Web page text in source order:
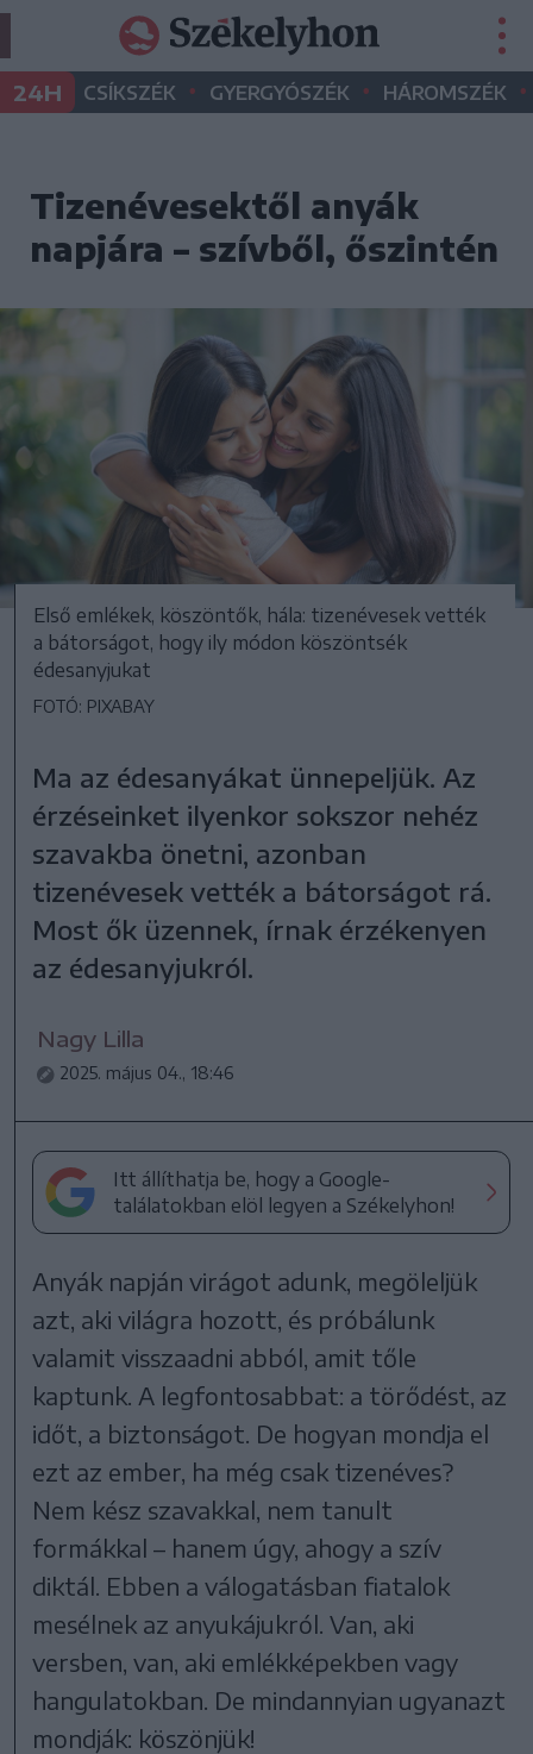
24H CSÍKSZÉK • GYERGYÓSZÉK • HÁROMSZÉK •
Tizenévesektől anyák
napjára – szívből, őszintén
Első emlékek, köszöntők, hála: tizenévesek vették
a bátorságot, hogy ily módon köszöntsék
édesanyjukat
FOTÓ: PIXABAY
Ma az édesanyákat ünnepeljük. Az
érzéseinket ilyenkor sokszor nehéz
szavakba önetni, azonban
tizenévesek vették a bátorságot rá.
Most ők üzennek, írnak érzékenyen
az édesanyjukról.
Nagy Lilla
2025. május 04., 18:46
Itt állíthatja be, hogy a Google-
találatokban elöl legyen a Székelyhon!
Anyák napján virágot adunk, megöleljük
azt, aki világra hozott, és próbálunk
valamit visszaadni abból, amit tőle
kaptunk. A legfontosabbat: a törődést, az
időt, a biztonságot. De hogyan mondja el
ezt az ember, ha még csak tizenéves?
Nem kész szavakkal, nem tanult
formákkal – hanem úgy, ahogy a szív
diktál. Ebben a válogatásban fiatalok
mesélnek az anyukájukról. Van, aki
versben, van, aki emlékképekben vagy
hangulatokban. De mindannyian ugyanazt
mondják: köszönjük!